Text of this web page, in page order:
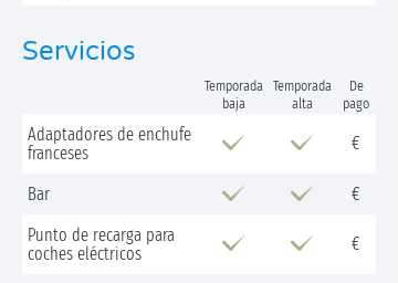
Servicios
Temporada
baja
Temporada
alta
De
pago
Adaptadores de enchufe
franceses
€
Bar
€
Punto de recarga para
coches eléctricos
€